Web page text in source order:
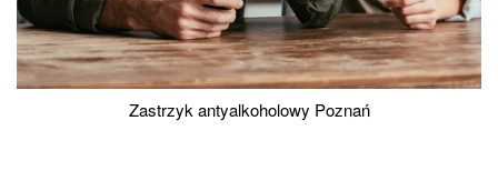
Zastrzyk antyalkoholowy Poznań